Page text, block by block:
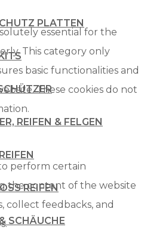
PLATTEN
REIFEN & FELGEN
REIFEN
SCHÄUCHE
essential for the
This category only
basic functionalities and
These cookies do not
perform certain
the content of the website
collect feedbacks, and